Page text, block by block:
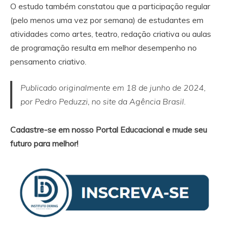
O estudo também constatou que a participação regular
(pelo menos uma vez por semana) de estudantes em
atividades como artes, teatro, redação criativa ou aulas
de programação resulta em melhor desempenho no
pensamento criativo.
Publicado originalmente em 18 de junho de 2024,
por Pedro Peduzzi no site da Agência Brasil.
Cadastre-se em nosso Portal Educacional e mude seu
futuro para melhor!